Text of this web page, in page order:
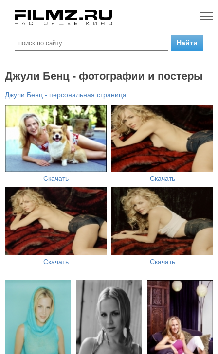
Джули Бенц - фотографии и постеры
Джули Бенц - персональная страница
Скачать Скачать
Скачать Скачать